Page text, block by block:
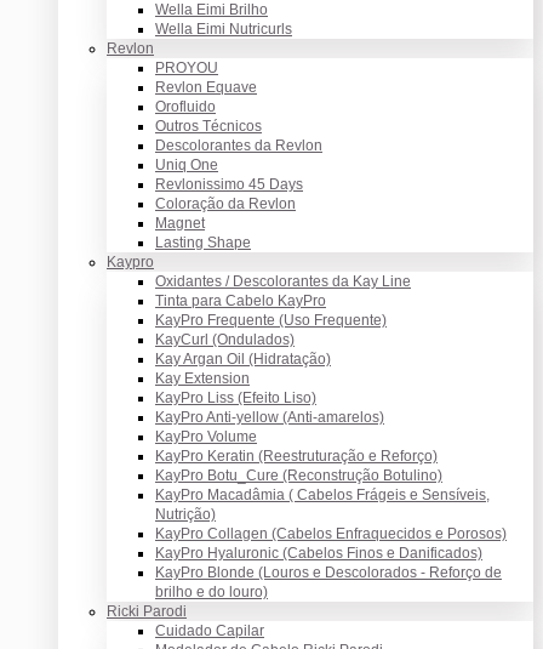
Wella Eimi Brilho
Wella Eimi Nutricurls
Revlon
PROYOU
Revlon Equave
Orofluido
Outros Técnicos
Descolorantes da Revlon
Uniq One
Revlonissimo 45 Days
Coloração da Revlon
Magnet
Lasting Shape
Kaypro
Oxidantes / Descolorantes da Kay Line
Tinta para Cabelo KayPro
KayPro Frequente (Uso Frequente)
KayCurl (Ondulados)
Kay Argan Oil (Hidratação)
Kay Extension
KayPro Liss (Efeito Liso)
KayPro Anti-yellow (Anti-amarelos)
KayPro Volume
KayPro Keratin (Reestruturação e Reforço)
KayPro Botu_Cure (Reconstrução Botulino)
KayPro Macadâmia ( Cabelos Frágeis e Sensíveis,
Nutrição)
KayPro Collagen (Cabelos Enfraquecidos e Porosos)
KayPro Hyaluronic (Cabelos Finos e Danificados)
KayPro Blonde (Louros e Descolorados - Reforço de
brilho e do louro)
Ricki Parodi
Cuidado Capilar